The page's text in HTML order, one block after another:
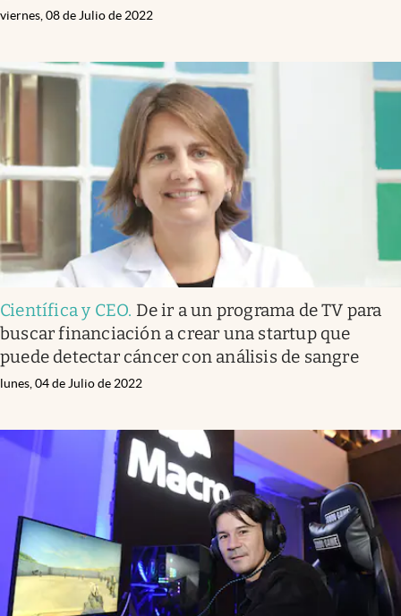
viernes, 08 de Julio de 2022
Científica y CEO. De ir a un programa de TV para
buscar financiación a crear una startup que
puede detectar cáncer con análisis de sangre
lunes, 04 de Julio de 2022